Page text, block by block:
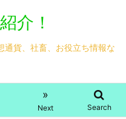
介！
通貨、社畜、お役立ち情報な
»
Next Search